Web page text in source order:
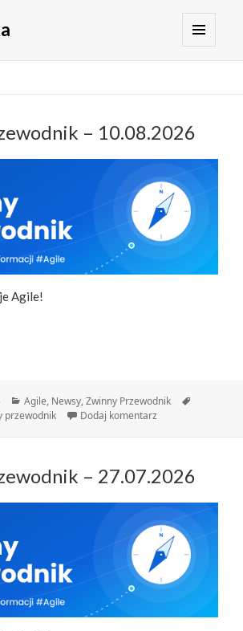
– 10.08.2026
Agile!
Kategorie
Agile, Newsy,Zwinny Przewodnik
przewodnik Dodaj komentarz
– 27.07.2026